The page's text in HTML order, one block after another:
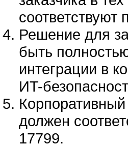
соответствуют
Решение для
быть
интеграции в
ИT-
должен
17799.